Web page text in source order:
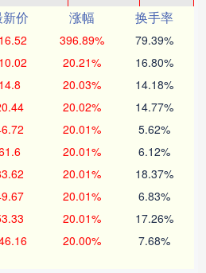
价 涨幅
换手率
396.89% 79.39%
20.21% 16.80%
14.8 20.03% 14.18%
20.02% 14.77%
20.01% 5.62%
20.01% 6.12%
20.01% 18.37%
20.01% 6.83%
20.01% 17.26%
20.00% 7.68%